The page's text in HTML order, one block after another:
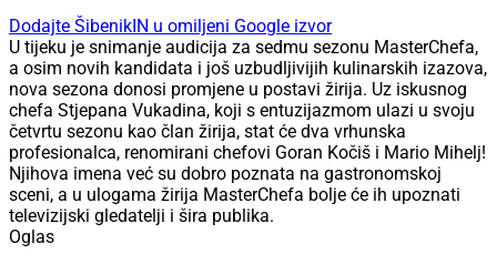
Dodajte ŠibenikIN u omiljeni Google izvor
U tijeku je snimanje audicija za sedmu sezonu MasterChefa,
a osim novih kandidata i još uzbudljivijih kulinarskih izazova,
nova sezona donosi promjene u postavi žirija. Uz iskusnog
chefa Stjepana Vukadina, koji s entuzijazmom ulazi u svoju
četvrtu sezonu kao član žirija, stat će dva vrhunska
profesionalca, renomirani chefovi Goran Kočiš i Mario Mihelj!
Njihova imena već su dobro poznata na gastronomskoj
sceni, a u ulogama žirija MasterChefa bolje će ih upoznati
televizijski gledatelji i šira publika.
Oglas